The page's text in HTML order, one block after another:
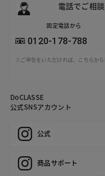
電話でご相談
固定電話から
0120-178-788
※ご申告をいただければ、こちらか
DoCLASSE
公式SNSアカウント
公式
商品サポート